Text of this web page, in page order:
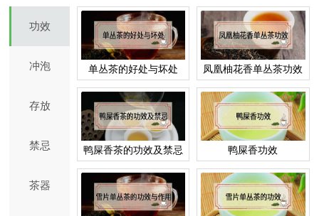
功效
冲泡
存放
禁忌
茶器
单丛茶的好处与坏处 凤凰柚花香单丛茶功效
鸭屎香茶的功效及禁忌 鸭屎香功效